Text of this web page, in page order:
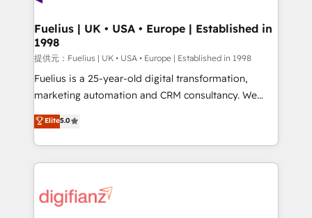
framework, meaning we've been accredited by
HubSpot and vetted by the CCS, which means we
can support public sector companies as well the
other ones listed in our profile. Our services: -
HubSpot implementation - HubSpot CMS website
is there for you to: - Grow revenue, and run your
business more efficiently - Build stronger
more people - Get the most out of your HubSpot
investment
Fuelius | UK • USA • Europe | Established in
1998
提供元：Fuelius | UK • USA • Europe | Established in 1998
Fuelius is a 25-year-old digital transformation,
marketing automation and CRM consultancy. We
enable mid-market and enterprise clients to
maximise their return from digital and fuel their
growth. We modernise platforms, streamline
operations that are causing inefficiencies, improve
supercharge revenue operations Key services: • CRM
Elite5.0